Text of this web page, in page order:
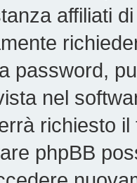
affiliati
password,
nel
richiesto
phpBB